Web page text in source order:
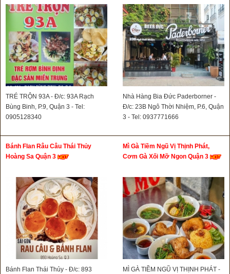
TRÉ TRỘN 93A - Đ/c: 93A Rạch
Bùng Binh, P.9, Quận 3 - Tel:
0905128340
Nhà Hàng Bia Đức Paderborner -
Đ/c: 23B Ngô Thời Nhiệm, P.6, Quận
3 - Tel: 0937771666
Bánh Flan Râu Câu Thái Thủy
Hoàng Sa Quận 3
Bánh Flan Thái Thủy - Đ/c: 893
Mì Gà Tiềm Ngũ Vị Thịnh Phát,
Cơm Gà Xối Mỡ Ngon Quận 3
MÌ GÀ TIỀM NGŨ VỊ THỊNH PHÁT -